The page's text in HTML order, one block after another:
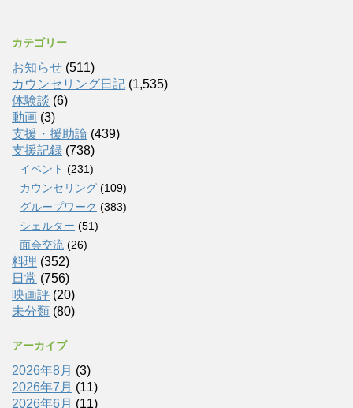
カテゴリー
お知らせ (511)
カウンセリング日記 (1,535)
体験談 (6)
動画 (3)
支援・援助論 (439)
支援記録 (738)
イベント (231)
カウンセリング (109)
グループワーク (383)
シェルター (51)
面会交流 (26)
料理 (352)
日常 (756)
映画評 (20)
未分類 (80)
アーカイブ
2026年8月 (3)
2026年7月 (11)
2026年6月 (11)